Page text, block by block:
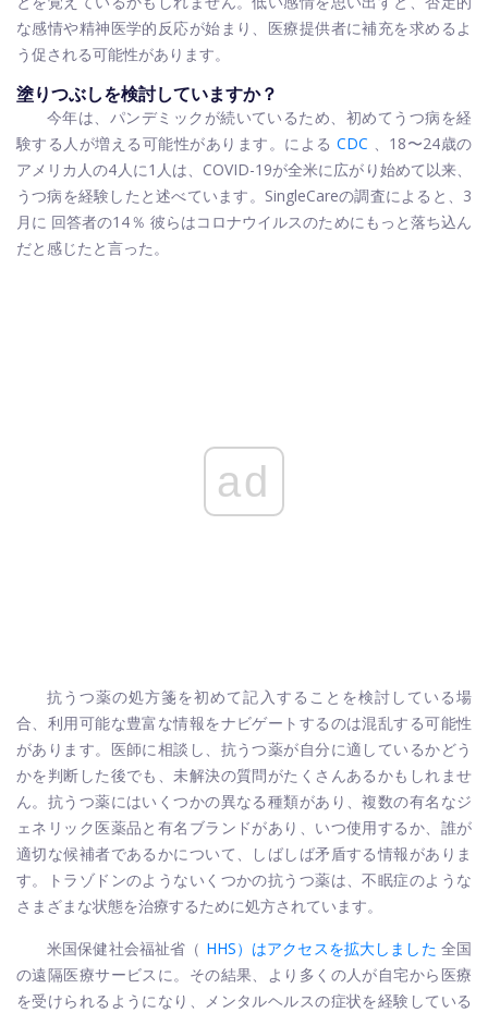
な感情や精神医学的反応が始まり、医療提供者に補充を求めるよ
う促される可能性があります。
塗りつぶしを検討していますか？
今年は、パンデミックが続いているため、初めてうつ病を経
験する人が増える可能性があります。による CDC 、18〜24歳の
アメリカ人の4人に1人は、COVID-19が全米に広がり始めて以来、
うつ病を経験したと述べています。SingleCareの調査によると、3
月に 回答者の14％ 彼らはコロナウイルスのためにもっと落ち込ん
だと感じたと言った。
ad
抗うつ薬の処方箋を初めて記入することを検討している場
合、利用可能な豊富な情報をナビゲートするのは混乱する可能性
があります。医師に相談し、抗うつ薬が自分に適しているかどう
かを判断した後でも、未解決の質問がたくさんあるかもしれませ
ん。抗うつ薬にはいくつかの異なる種類があり、複数の有名なジ
ェネリック医薬品と有名ブランドがあり、いつ使用するか、誰が
適切な候補者であるかについて、しばしば矛盾する情報がありま
す。トラゾドンのようないくつかの抗うつ薬は、不眠症のような
さまざまな状態を治療するために処方されています。
米国保健社会福祉省（ HHS）はアクセスを拡大しました 全国
の遠隔医療サービスに。その結果、より多くの人が自宅から医療
を受けられるようになり、メンタルヘルスの症状を経験している